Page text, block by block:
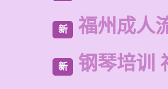
新 福州成人
新 钢琴培训